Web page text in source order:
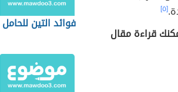
[٥]
قراءة مقال
فوائد التين للحامل